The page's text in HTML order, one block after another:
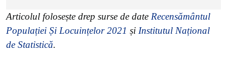
Articolul folosește drep surse de date Recensământul
Populației Și Locuințelor 2021 și Institutul Național
de Statistică.